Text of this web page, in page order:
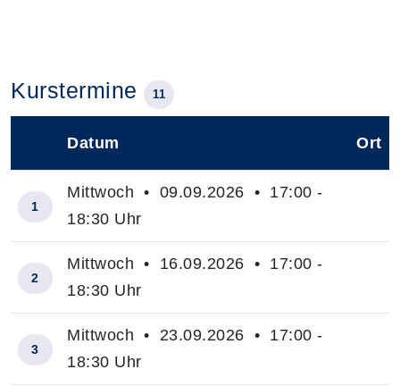
Kurstermine 11
Datum Ort
1
Mittwoch • 09.09.2026 • 17:00 -
18:30 Uhr
2
Mittwoch • 16.09.2026 • 17:00 -
18:30 Uhr
3
Mittwoch • 23.09.2026 • 17:00 -
18:30 Uhr